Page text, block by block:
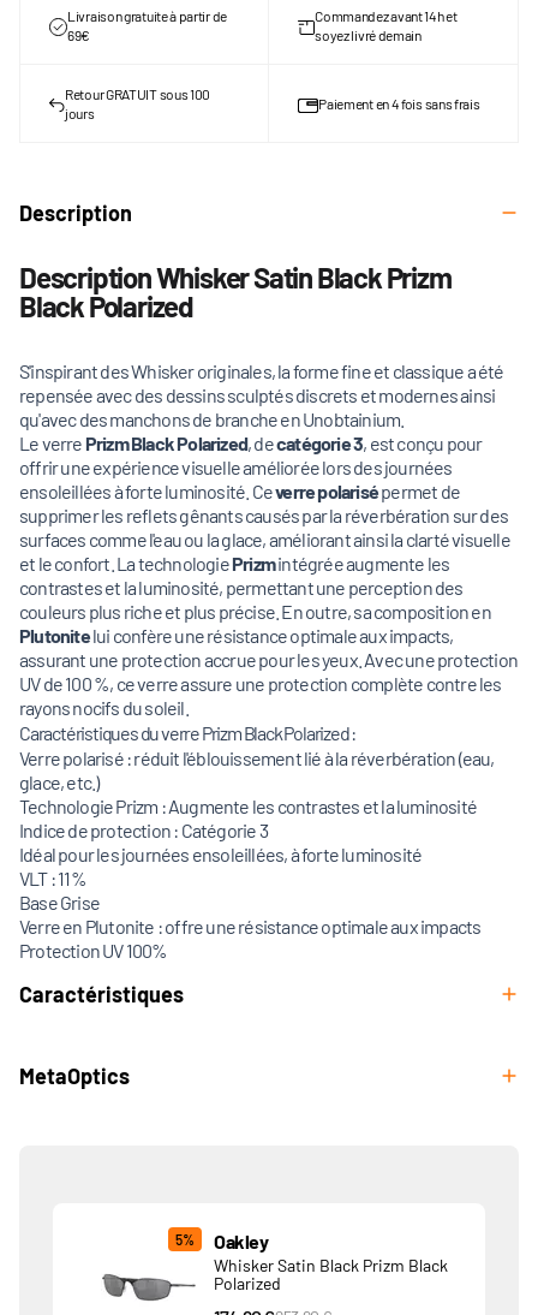
Livraison gratuite à partir de
69€
Commandez avant 14h et
soyez livré demain
Retour GRATUIT sous 100
jours
Paiement en 4 fois sans frais
Description
Description Whisker Satin Black Prizm
Black Polarized
S'inspirant des Whisker originales, la forme fine et classique a été
repensée avec des dessins sculptés discrets et modernes ainsi
qu'avec des manchons de branche en Unobtainium.
Le verre Prizm Black Polarized, decatégorie 3, est conçu pour
offrir une expérience visuelle améliorée lors des journées
ensoleillées à forte luminosité. Ceverre polarisépermet de
supprimer les reflets gênants causés par la réverbération sur des
surfaces comme l'eau ou la glace, améliorant ainsi la clarté visuelle
et le confort. La technologiePrizmintégrée augmente les
contrastes et la luminosité, permettant une perception des
couleurs plus riche et plus précise. En outre, sa composition en
Plutonitelui confère une résistance optimale aux impacts,
assurant une protection accrue pour les yeux. Avec une protection
UV de 100 %, ce verre assure une protection complète contre les
rayons nocifs du soleil.
Caractéristiques du verre Prizm Black Polarized :
Verre polarisé : réduit l'éblouissement lié à la réverbération (eau,
glace, etc.)
Technologie Prizm : Augmente les contrastes et la luminosité
Indice de protection : Catégorie 3
Idéal pour les journées ensoleillées, à forte luminosité
VLT : 11%
Base Grise
Verre en Plutonite : offre une résistance optimale aux impacts
Protection UV 100%
Caractéristiques
MetaOptics
5% Oakley
Whisker Satin Black Prizm Black
Polarized